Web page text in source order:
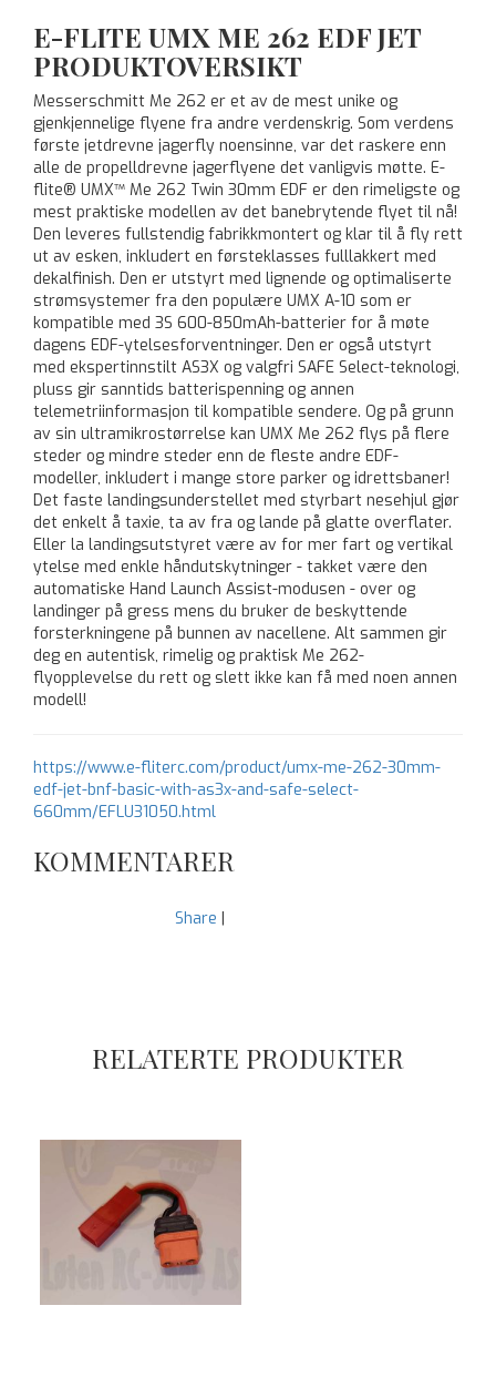
E-FLITE UMX ME 262 EDF JET
PRODUKTOVERSIKT
Messerschmitt Me 262 er et av de mest unike og
gjenkjennelige flyene fra andre verdenskrig. Som verdens
første jetdrevne jagerfly noensinne, var det raskere enn
alle de propelldrevne jagerflyene det vanligvis møtte. E-
flite® UMX™ Me 262 Twin 30mm EDF er den rimeligste og
mest praktiske modellen av det banebrytende flyet til nå!
Den leveres fullstendig fabrikkmontert og klar til å fly rett
ut av esken, inkludert en førsteklasses fulllakkert med
dekalfinish. Den er utstyrt med lignende og optimaliserte
strømsystemer fra den populære UMX A-10 som er
kompatible med 3S 600-850mAh-batterier for å møte
dagens EDF-ytelsesforventninger. Den er også utstyrt
med ekspertinnstilt AS3X og valgfri SAFE Select-teknologi,
pluss gir sanntids batterispenning og annen
telemetriinformasjon til kompatible sendere. Og på grunn
av sin ultramikrostørrelse kan UMX Me 262 flys på flere
steder og mindre steder enn de fleste andre EDF-
modeller, inkludert i mange store parker og idrettsbaner!
Det faste landingsunderstellet med styrbart nesehjul gjør
det enkelt å taxie, ta av fra og lande på glatte overflater.
Eller la landingsutstyret være av for mer fart og vertikal
ytelse med enkle håndutskytninger - takket være den
automatiske Hand Launch Assist-modusen - over og
landinger på gress mens du bruker de beskyttende
forsterkningene på bunnen av nacellene. Alt sammen gir
deg en autentisk, rimelig og praktisk Me 262-
flyopplevelse du rett og slett ikke kan få med noen annen
modell!
https://www.e-fliterc.com/product/umx-me-262-30mm-
edf-jet-bnf-basic-with-as3x-and-safe-select-
660mm/EFLU31050.html
KOMMENTARER
Share |
RELATERTE PRODUKTER